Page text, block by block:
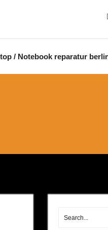
/ Notebook reparatur